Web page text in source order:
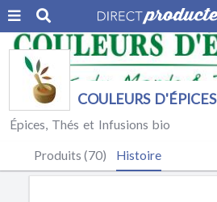
COULEURS D'ÉPICES
Épices, Thés et Infusions bio
Produits (70) Histoire